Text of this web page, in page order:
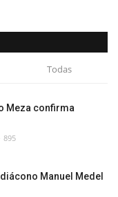
Todas
Meza confirma
895
Manuel Medel